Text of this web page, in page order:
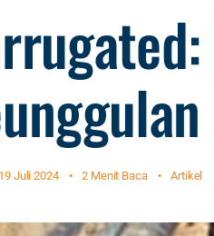
19 Juli 2024 • 2 Menit Baca • Artikel